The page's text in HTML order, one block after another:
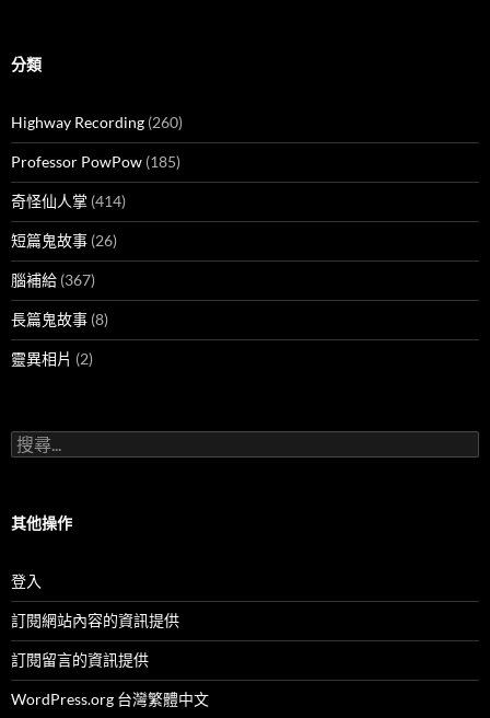
分類
Highway Recording (260)
Professor PowPow (185)
奇怪仙人掌 (414)
短篇鬼故事 (26)
腦補給 (367)
長篇鬼故事 (8)
靈異相片 (2)
搜
尋
字:
其他操作
登入
訂閱網站內容的資訊提供
訂閱留言的資訊提供
WordPress.org 台灣繁體中文